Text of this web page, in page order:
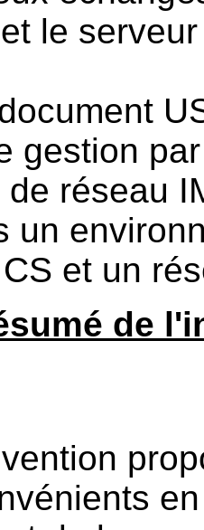
le
gestion
réseau
un
et un
de